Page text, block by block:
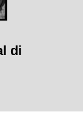
di